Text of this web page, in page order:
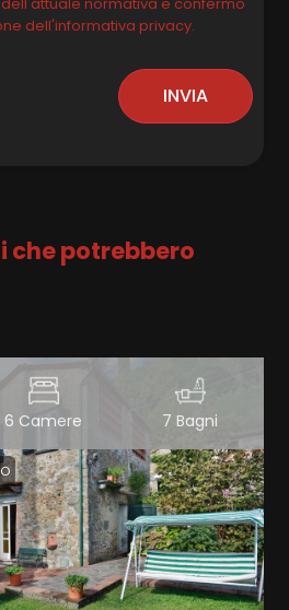
dell'informativa privacy.
INVIA
che potrebbero
6 Camere 7 Bagni